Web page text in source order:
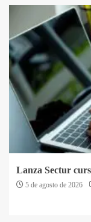
Lanza Sectur
5 de agosto de 2026